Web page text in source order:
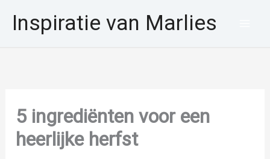
Inspiratie van Marlies
5 ingrediënten voor een
heerlijke herfst